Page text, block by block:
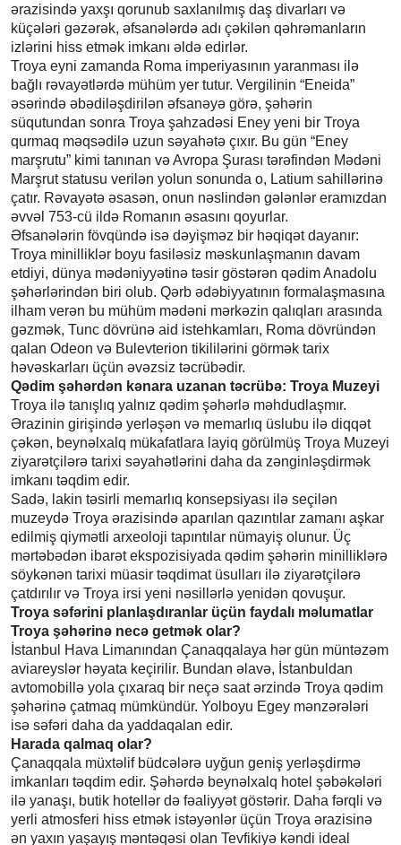
ərazisində yaxşı qorunub saxlanılmış daş divarları və
küçələri gəzərək, əfsanələrdə adı çəkilən qəhrəmanların
izlərini hiss etmək imkanı əldə edirlər.
Troya eyni zamanda Roma imperiyasının yaranması ilə
bağlı rəvayətlərdə mühüm yer tutur. Vergilinin “Eneida”
əsərində əbədiləşdirilən əfsanəyə görə, şəhərin
süqutundan sonra Troya şahzadəsi Eney yeni bir Troya
qurmaq məqsədilə uzun səyahətə çıxır. Bu gün “Eney
marşrutu” kimi tanınan və Avropa Şurası tərəfindən Mədəni
Marşrut statusu verilən yolun sonunda o, Latium sahillərinə
çatır. Rəvayətə əsasən, onun nəslindən gələnlər eramızdan
əvvəl 753-cü ildə Romanın əsasını qoyurlar.
Əfsanələrin fövqündə isə dəyişməz bir həqiqət dayanır:
Troya minilliklər boyu fasiləsiz məskunlaşmanın davam
etdiyi, dünya mədəniyyətinə təsir göstərən qədim Anadolu
şəhərlərindən biri olub. Qərb ədəbiyyatının formalaşmasına
ilham verən bu mühüm mədəni mərkəzin qalıqları arasında
gəzmək, Tunc dövrünə aid istehkamları, Roma dövründən
qalan Odeon və Bulevterion tikililərini görmək tarix
həvəskarları üçün əvəzsiz təcrübədir.
Qədim şəhərdən kənara uzanan təcrübə: Troya Muzeyi
Troya ilə tanışlıq yalnız qədim şəhərlə məhdudlaşmır.
Ərazinin girişində yerləşən və memarlıq üslubu ilə diqqət
çəkən, beynəlxalq mükafatlara layiq görülmüş Troya Muzeyi
ziyarətçilərə tarixi səyahətlərini daha da zənginləşdirmək
imkanı təqdim edir.
Sadə, lakin təsirli memarlıq konsepsiyası ilə seçilən
muzeydə Troya ərazisində aparılan qazıntılar zamanı aşkar
edilmiş qiymətli arxeoloji tapıntılar nümayiş olunur. Üç
mərtəbədən ibarət ekspozisiyada qədim şəhərin minilliklərə
söykənən tarixi müasir təqdimat üsulları ilə ziyarətçilərə
çatdırılır və Troya irsi yeni nəsillərlə yenidən qovuşur.
Troya səfərini planlaşdıranlar üçün faydalı məlumatlar
Troya şəhərinə necə getmək olar?
İstanbul Hava Limanından Çanaqqalaya hər gün müntəzəm
aviareyslər həyata keçirilir. Bundan əlavə, İstanbuldan
avtomobillə yola çıxaraq bir neçə saat ərzində Troya qədim
şəhərinə çatmaq mümkündür. Yolboyu Egey mənzərələri
isə səfəri daha da yaddaqalan edir.
Harada qalmaq olar?
Çanaqqala müxtəlif büdcələrə uyğun geniş yerləşdirmə
imkanları təqdim edir. Şəhərdə beynəlxalq hotel şəbəkələri
ilə yanaşı, butik hotellər də fəaliyyət göstərir. Daha fərqli və
yerli atmosferi hiss etmək istəyənlər üçün Troya ərazisinə
ən yaxın yaşayış məntəqəsi olan Tevfikiyə kəndi ideal